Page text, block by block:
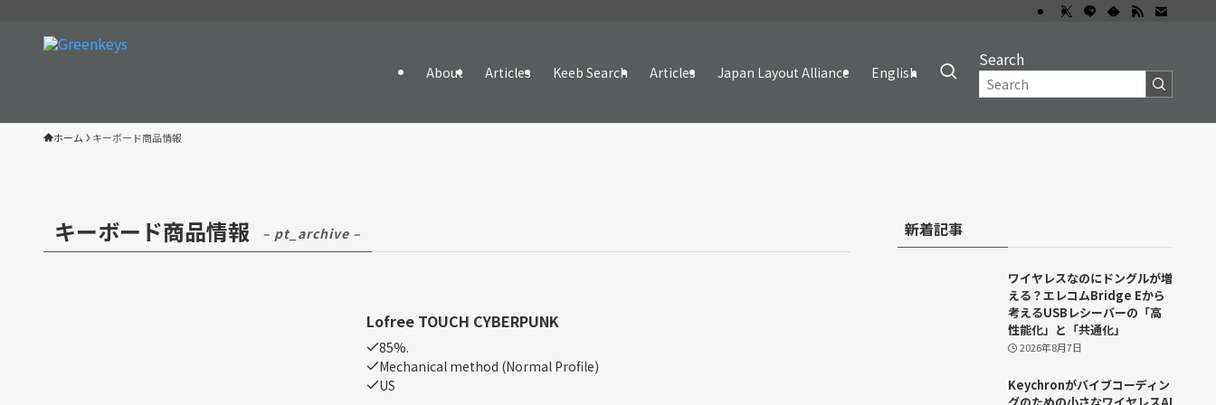
About Articles Keeb Search Articles Japan Layout Alliance English
Search
ホーム キーボード商品情報
キーボード商品情報 – pt_archive –
Lofree TOUCH CYBERPUNK
85%.
Mechanical method (Normal Profile)
US
新着記事
ワイヤレスなのにドングルが増
える？エレコムBridge Eから
考えるUSBレシーバーの「高
性能化」と「共通化」
2026年8月7日
Keychronがバイブコーディン